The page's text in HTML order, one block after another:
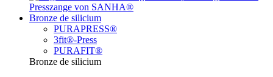
Bronze de silicium
PURAPRESS®
3fit®-Press
PURAFIT®
Bronze de silicium